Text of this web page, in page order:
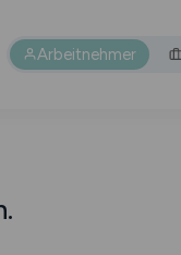
Arbeitnehmer